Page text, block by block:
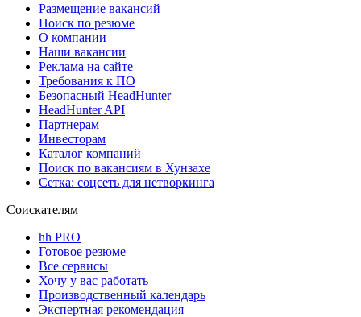
Размещение вакансий
Поиск по резюме
О компании
Наши вакансии
Реклама на сайте
Требования к ПО
Безопасный HeadHunter
HeadHunter API
Партнерам
Инвесторам
Каталог компаний
Поиск по вакансиям в Хунзахе
Сетка: соцсеть для нетворкинга
Соискателям
hh PRO
Готовое резюме
Все сервисы
Хочу у вас работать
Производственный календарь
Экспертная рекомендация